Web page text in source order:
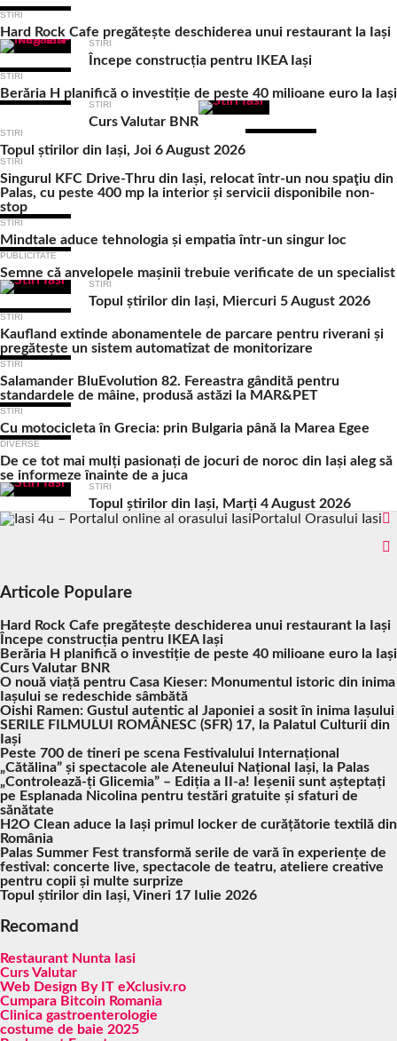
STIRI
Hard Rock Cafe pregătește deschiderea unui restaurant la Iași
STIRI
Începe construcția pentru IKEA Iași
STIRI
Berăria H planifică o investiție de peste 40 milioane euro la Iași
STIRI
Curs Valutar BNR
STIRI
Topul știrilor din Iași, Joi 6 August 2026
STIRI
Singurul KFC Drive-Thru din Iași, relocat într-un nou spaţiu din
Palas, cu peste 400 mp la interior și servicii disponibile non-
stop
STIRI
Mindtale aduce tehnologia și empatia într-un singur loc
PUBLICITATE
Semne că anvelopele mașinii trebuie verificate de un specialist
STIRI
Topul știrilor din Iași, Miercuri 5 August 2026
STIRI
Kaufland extinde abonamentele de parcare pentru riverani și
pregătește un sistem automatizat de monitorizare
STIRI
Salamander BluEvolution 82. Fereastra gândită pentru
standardele de mâine, produsă astăzi la MAR&PET
STIRI
Cu motocicleta în Grecia: prin Bulgaria până la Marea Egee
DIVERSE
De ce tot mai mulți pasionați de jocuri de noroc din Iași aleg să
se informeze înainte de a juca
STIRI
Topul știrilor din Iași, Marți 4 August 2026
Portalul Orasului Iasi
Articole Populare
Hard Rock Cafe pregătește deschiderea unui restaurant la Iași
Începe construcția pentru IKEA Iași
Berăria H planifică o investiție de peste 40 milioane euro la Iași
Curs Valutar BNR
O nouă viață pentru Casa Kieser: Monumentul istoric din inima
Iașului se redeschide sâmbătă
Oishi Ramen: Gustul autentic al Japoniei a sosit în inima Iașului
SERILE FILMULUI ROMÂNESC (SFR) 17, la Palatul Culturii din
Iași
Peste 700 de tineri pe scena Festivalului Internațional
„Cătălina” și spectacole ale Ateneului Național Iași, la Palas
„Controlează-ți Glicemia” – Ediția a II-a! Ieșenii sunt așteptați
pe Esplanada Nicolina pentru testări gratuite și sfaturi de
sănătate
H2O Clean aduce la Iași primul locker de curățătorie textilă din
România
Palas Summer Fest transformă serile de vară în experiențe de
festival: concerte live, spectacole de teatru, ateliere creative
pentru copii și multe surprize
Topul știrilor din Iași, Vineri 17 Iulie 2026
Recomand
Restaurant Nunta Iasi
Curs Valutar
Web Design By IT eXclusiv.ro
Cumpara Bitcoin Romania
Clinica gastroenterologie
costume de baie 2025